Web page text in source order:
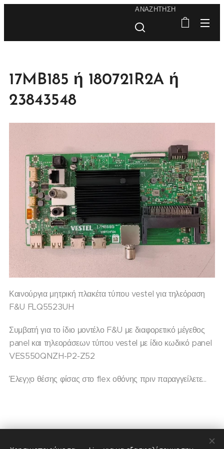
ΑΝΑΖΉΤΗΣΗ
17MB185 ή 180721R2A ή
23843548
Καινούργια μητρική πλακέτα τύπου vestel για τηλεόραση
F&U FLQ5523UH
Συμβατή για το ίδιο μοντέλο F&U με διαφορετικό μέγεθος
panel και τηλεοράσεων τύπου vestel με ίδιο κωδικό panel
VES550QNZH-P2-Z52
Έλεγχο θέσης φίσας στο flex οθόνης πριν παραγγείλετε...